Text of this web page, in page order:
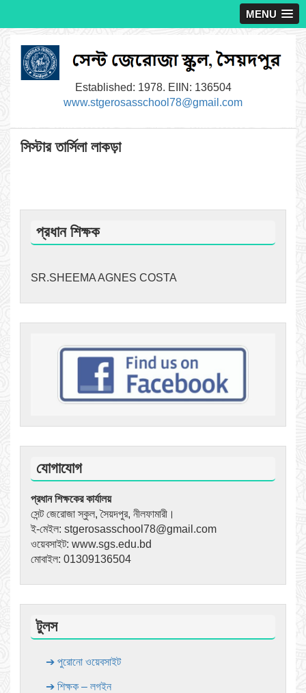
MENU
Established: 1978. EIIN: 136504
www.stgerosasschool78@gmail.com
সিস্টার তার্সিলা লাকড়া
প্রধান শিক্ষক
SR.SHEEMA AGNES COSTA
যোগাযোগ
প্রধান শিক্ষকের কার্যালয়
সেন্ট জেরোজা স্কুল, সৈয়দপুর, নীলফামারী।
ই-মেইল: stgerosasschool78@gmail.com
ওয়েবসাইট: www.sgs.edu.bd
মোবাইল: 01309136504
টুলস
➔ পুরোনো ওয়েবসাইট
➔ শিক্ষক – লগইন